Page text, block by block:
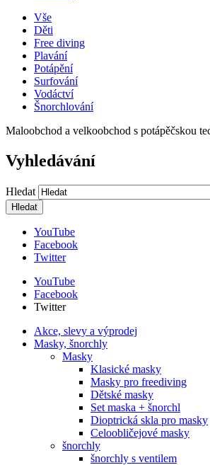
Vše
Děti
Free diving
Plavání
Potápění
Surfování
Vodáctví
Šnorchlování
Maloobchod a velkoobchod s potápěčskou
Vyhledávání
Hledat
YouTube
Facebook
Twitter
YouTube
Facebook
Twitter
Akce, slevy a výprodej
Masky, šnorchly
Masky
Klasické masky
Masky pro freediving
Dětské masky
Set maska + šnorchl
Dioptrická skla pro masky
Celoobličejové masky
šnorchly
šnorchly s ventilem